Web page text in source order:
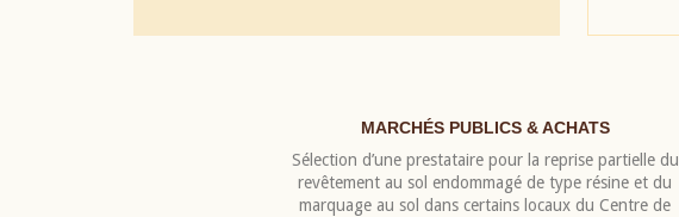
MARCHÉS PUBLICS & ACHATS
Sélection d’une prestataire pour la reprise partielle du
revêtement au sol endommagé de type résine et du
marquage au sol dans certains locaux du Centre de